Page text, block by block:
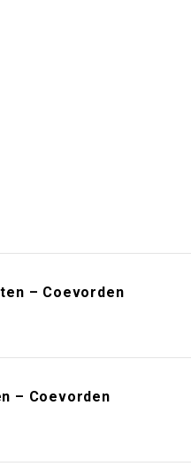
– Coevorden
– Coevorden